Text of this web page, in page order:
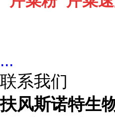
...
联系我们
扶风斯诺特生